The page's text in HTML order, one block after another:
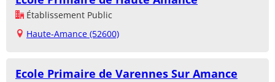
Établissement Public
Haute-Amance (52600)
Ecole Primaire de Varennes Sur Amance